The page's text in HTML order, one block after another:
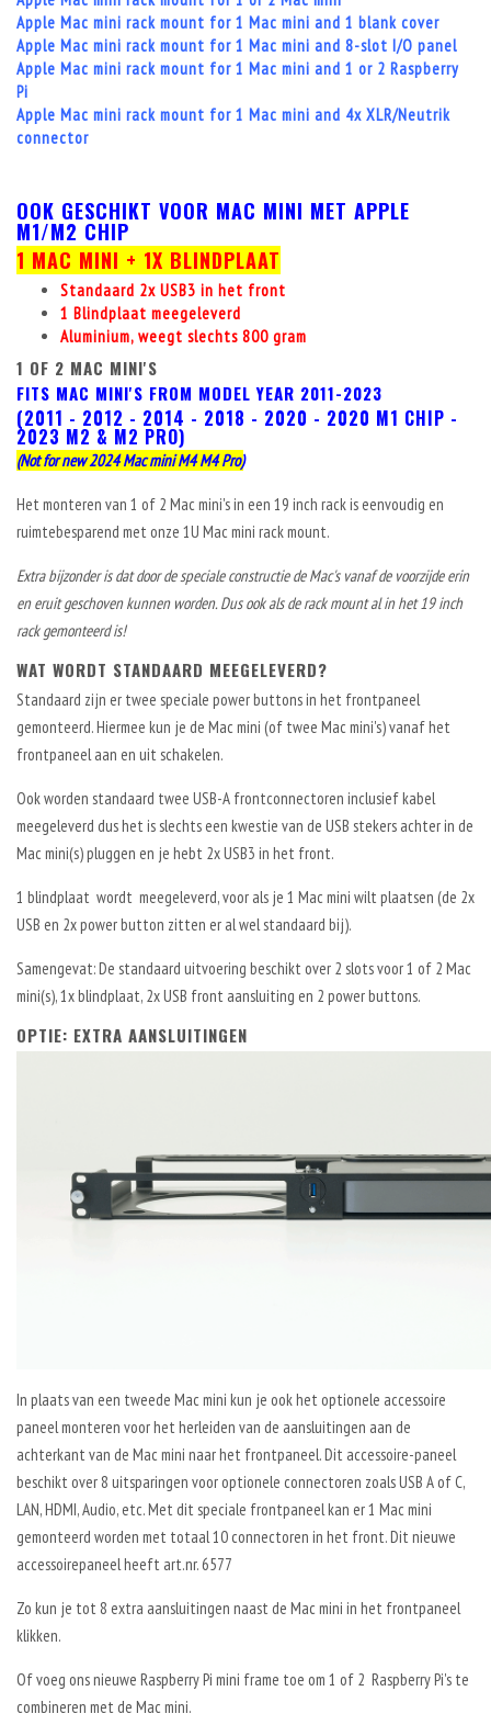
Apple Mac mini rack mount for 1 Mac mini and 1 blank cover
Apple Mac mini rack mount for 1 Mac mini and 8-slot I/O panel
Apple Mac mini rack mount for 1 Mac mini and 1 or 2 Raspberry
Pi
Apple Mac mini rack mount for 1 Mac mini and 4x XLR/Neutrik
connector
OOK GESCHIKT VOOR MAC MINI MET APPLE
M1/M2 CHIP
1 MAC MINI + 1X BLINDPLAAT
Standaard 2x USB3 in het front
1 Blindplaat meegeleverd
Aluminium, weegt slechts 800 gram
1 OF 2 MAC MINI'S
FITS MAC MINI'S FROM MODEL YEAR 2011-2023
(2011 - 2012 - 2014 - 2018 - 2020 - 2020 M1 CHIP -
2023 M2 & M2 PRO)
(Not for new 2024 Mac mini M4 M4 Pro)
Het monteren van 1 of 2 Mac mini's in een 19 inch rack is eenvoudig en
ruimtebesparend met onze 1U Mac mini rack mount.
Extra bijzonder is dat door de speciale constructie de Mac's vanaf de voorzijde erin
en eruit geschoven kunnen worden. Dus ook als de rack mount al in het 19 inch
rack gemonteerd is!
WAT WORDT STANDAARD MEEGELEVERD?
Standaard zijn er twee speciale power buttons in het frontpaneel
gemonteerd. Hiermee kun je de Mac mini (of twee Mac mini's) vanaf het
frontpaneel aan en uit schakelen.
Ook worden standaard twee USB-A frontconnectoren inclusief kabel
meegeleverd dus het is slechts een kwestie van de USB stekers achter in de
Mac mini(s) pluggen en je hebt 2x USB3 in het front.
1 blindplaat wordt meegeleverd, voor als je 1 Mac mini wilt plaatsen (de 2x
USB en 2x power button zitten er al wel standaard bij).
Samengevat: De standaard uitvoering beschikt over 2 slots voor 1 of 2 Mac
mini(s), 1x blindplaat, 2x USB front aansluiting en 2 power buttons.
OPTIE: EXTRA AANSLUITINGEN
In plaats van een tweede Mac mini kun je ook het optionele accessoire
paneel monteren voor het herleiden van de aansluitingen aan de
achterkant van de Mac mini naar het frontpaneel. Dit accessoire-paneel
beschikt over 8 uitsparingen voor optionele connectoren zoals USB A of C,
LAN, HDMI, Audio, etc. Met dit speciale frontpaneel kan er 1 Mac mini
gemonteerd worden met totaal 10 connectoren in het front. Dit nieuwe
accessoirepaneel heeft art.nr. 6577
Zo kun je tot 8 extra aansluitingen naast de Mac mini in het frontpaneel
klikken.
Of voeg ons nieuwe Raspberry Pi mini frame toe om 1 of 2 Raspberry Pi's te
combineren met de Mac mini.